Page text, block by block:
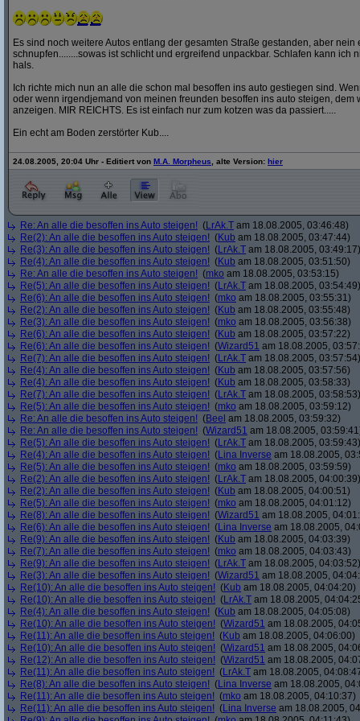
Es sind noch weitere Autos entlang der gesamten Straße gestanden, aber nein
schnupfen........sowas ist schlicht und ergreifend unpackbar. Schlafen kann ich
hals.
Ich richte mich nun an alle die schon mal besoffen ins auto gestiegen sind.
oder wenn irgendjemand von meinen freunden besoffen ins auto steigen, dem
anzeigen. MIR REICHTS. Es ist einfach nur zum kotzen was da passiert.....
Ein echt am Boden zerstörter Kub....
24.08.2005, 20:04 Uhr - Editiert von M.A. Morpheus , alte Version: hier
Re: An alle die besoffen ins Auto steigen! (LrAk.T am 18.08.2005, 03:46:48)
Re(2): An alle die besoffen ins Auto steigen! (Kub am 18.08.2005, 03:47:44)
Re(3): An alle die besoffen ins Auto steigen! (LrAk.T am 18.08.2005, 03:49:17)
Re(4): An alle die besoffen ins Auto steigen! (Kub am 18.08.2005, 03:51:50)
Re: An alle die besoffen ins Auto steigen! (mko am 18.08.2005, 03:53:15)
Re(5): An alle die besoffen ins Auto steigen! (LrAk.T am 18.08.2005, 03:54:49)
Re(6): An alle die besoffen ins Auto steigen! (mko am 18.08.2005, 03:55:31)
Re(2): An alle die besoffen ins Auto steigen! (Kub am 18.08.2005, 03:55:48)
Re(3): An alle die besoffen ins Auto steigen! (mko am 18.08.2005, 03:56:38)
Re(6): An alle die besoffen ins Auto steigen! (Kub am 18.08.2005, 03:57:22)
Re(6): An alle die besoffen ins Auto steigen! (Wizard51 am 18.08.2005,
Re(7): An alle die besoffen ins Auto steigen! (LrAk.T am 18.08.2005, 03:57:54)
Re(4): An alle die besoffen ins Auto steigen! (Kub am 18.08.2005, 03:57:56)
Re(4): An alle die besoffen ins Auto steigen! (Kub am 18.08.2005, 03:58:33)
Re(7): An alle die besoffen ins Auto steigen! (LrAk.T am 18.08.2005, 03:58:53)
Re(5): An alle die besoffen ins Auto steigen! (mko am 18.08.2005, 03:59:12)
Re: An alle die besoffen ins Auto steigen! (Beel am 18.08.2005, 03:59:32)
Re: An alle die besoffen ins Auto steigen! (Wizard51 am 18.08.2005,
Re(5): An alle die besoffen ins Auto steigen! (LrAk.T am 18.08.2005, 03:59:43)
Re(4): An alle die besoffen ins Auto steigen! (Lina Inverse am 18.08.2005,
Re(5): An alle die besoffen ins Auto steigen! (mko am 18.08.2005, 03:59:59)
Re(2): An alle die besoffen ins Auto steigen! (LrAk.T am 18.08.2005, 04:00:39)
Re(2): An alle die besoffen ins Auto steigen! (Kub am 18.08.2005, 04:00:51)
Re(5): An alle die besoffen ins Auto steigen! (mko am 18.08.2005, 04:01:12)
Re(8): An alle die besoffen ins Auto steigen! (Wizard51 am 18.08.2005,
Re(6): An alle die besoffen ins Auto steigen! (Lina Inverse am 18.08.2005,
Re(9): An alle die besoffen ins Auto steigen! (Kub am 18.08.2005, 04:03:39)
Re(7): An alle die besoffen ins Auto steigen! (mko am 18.08.2005, 04:03:43)
Re(9): An alle die besoffen ins Auto steigen! (LrAk.T am 18.08.2005, 04:03:52)
Re(3): An alle die besoffen ins Auto steigen! (Wizard51 am 18.08.2005,
Re(10): An alle die besoffen ins Auto steigen! (Kub am 18.08.2005, 04:04:20)
Re(10): An alle die besoffen ins Auto steigen! (LrAk.T am 18.08.2005,
Re(4): An alle die besoffen ins Auto steigen! (Kub am 18.08.2005, 04:05:08)
Re(10): An alle die besoffen ins Auto steigen! (Wizard51 am 18.08.2005,
Re(11): An alle die besoffen ins Auto steigen! (Kub am 18.08.2005, 04:06:00)
Re(10): An alle die besoffen ins Auto steigen! (Wizard51 am 18.08.2005,
Re(12): An alle die besoffen ins Auto steigen! (Wizard51 am 18.08.2005,
Re(11): An alle die besoffen ins Auto steigen! (LrAk.T am 18.08.2005,
Re(8): An alle die besoffen ins Auto steigen! (Lina Inverse am 18.08.2005,
Re(11): An alle die besoffen ins Auto steigen! (mko am 18.08.2005, 04:10:37)
Re(11): An alle die besoffen ins Auto steigen! (Lina Inverse am 18.08.2005,